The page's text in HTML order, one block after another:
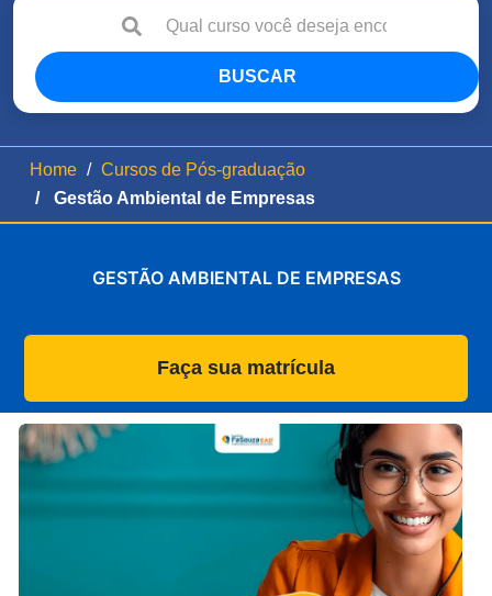
BUSCAR
Home
Cursos de Pós-graduação
Gestão Ambiental de Empresas
GESTÃO AMBIENTAL DE EMPRESAS
Faça sua matrícula